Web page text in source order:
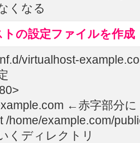
くなる
の設定ファイルを作成
virtualhost-
←赤字部分に
/home/example.com/
くディレクトリ